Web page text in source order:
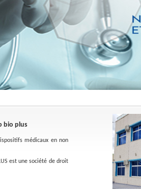
bio plus
médicaux en non
est une société de droit